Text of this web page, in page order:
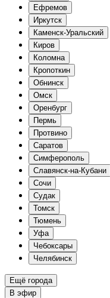
Ефремов
Иркутск
Каменск-Уральский
Киров
Коломна
Кропоткин
Обнинск
Омск
Оренбург
Пермь
Протвино
Саратов
Симферополь
Славянск-на-Кубани
Сочи
Судак
Томск
Тюмень
Уфа
Чебоксары
Челябинск
Ещё города
В эфир